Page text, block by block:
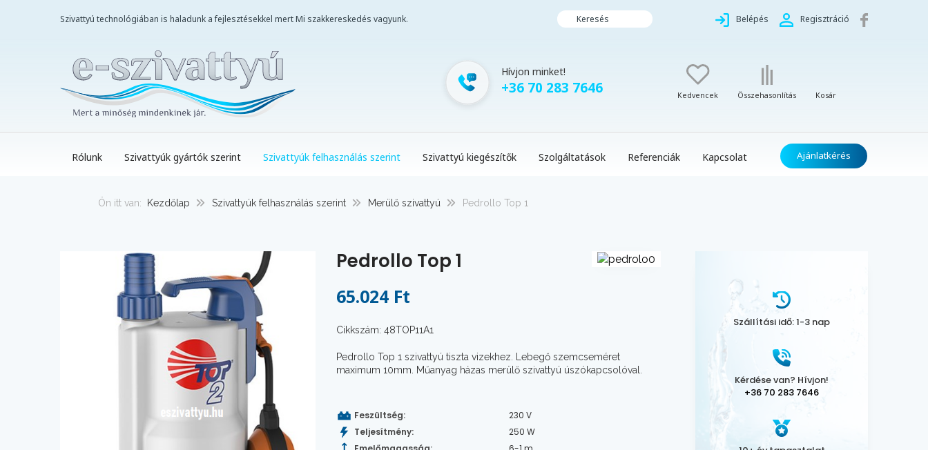
Szivattyú technológiában is haladunk a fejlesztésekkel mert Mi szakkereskedés vagyunk. Keresés Belépés Regisztráció
Hívjon minket!
+36 70 283 7646 Kedvencek Összehasonlítás Kosár
Rólunk Szivattyúk gyártók szerint Szivattyúk felhasználás szerint Szivattyú kiegészítők Szolgáltatások Referenciák Kapcsolat Ajánlatkérés
Ön itt van: Kezdőlap Szivattyúk felhasználás szerint Merülő szivattyú Pedrollo Top 1
Pedrollo Top 1
65.024 Ft
Cikkszám: 48TOP11A1
Pedrollo Top 1 szivattyú tiszta vizekhez. Lebegő szemcseméret
maximum 10mm. Műanyag házas merülő szivattyú úszókapcsolóval.
Feszültség:
230 V
Teljesítmény:
250 W
Szállítási idő: 1-3 nap
Kérdése van? Hívjon!
+36 70 283 7646